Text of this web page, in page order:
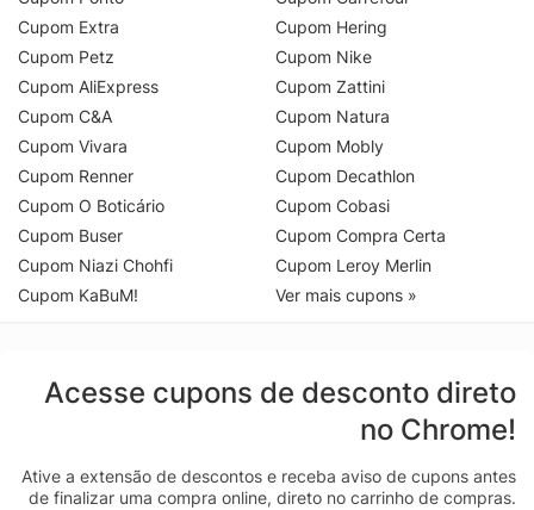
Cupom Extra
Cupom Petz
Cupom AliExpress
Cupom C&A
Cupom Vivara
Cupom Renner
Cupom O Boticário
Cupom Buser
Cupom Niazi Chohfi
Cupom KaBuM!
Cupom Hering
Cupom Nike
Cupom Zattini
Cupom Natura
Cupom Mobly
Cupom Decathlon
Cupom Cobasi
Cupom Compra Certa
Cupom Leroy Merlin
Ver mais cupons »
Acesse cupons de desconto direto
no Chrome!
Ative a extensão de descontos e receba aviso de cupons antes
de finalizar uma compra online, direto no carrinho de compras.